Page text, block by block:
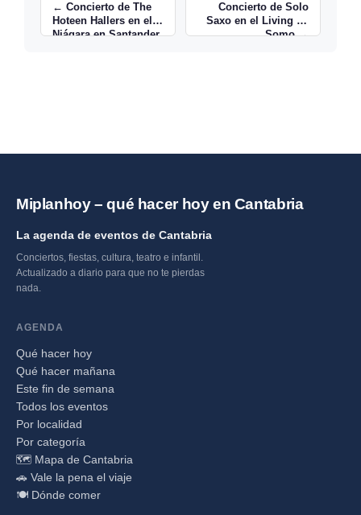
← Concierto de The
Hoteen Hallers en el
Niágara en Santander
Concierto de Solo
Saxo en el Living de
Somo →
Miplanhoy – qué hacer hoy en Cantabria
La agenda de eventos de Cantabria
Conciertos, fiestas, cultura, teatro e infantil.
Actualizado a diario para que no te pierdas
nada.
AGENDA
Qué hacer hoy
Qué hacer mañana
Este fin de semana
Todos los eventos
Por localidad
Por categoría
🗺️ Mapa de Cantabria
🚗 Vale la pena el viaje
🍽️ Dónde comer